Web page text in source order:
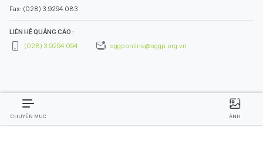
Fax: (028) 3.9294.083
LIÊN HỆ QUẢNG CÁO :
(028) 3.9294.094
sggponline@sggp.org.vn
CHUYÊN MỤC ẢNH